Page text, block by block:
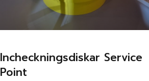
Incheckningsdiskar Service
Point